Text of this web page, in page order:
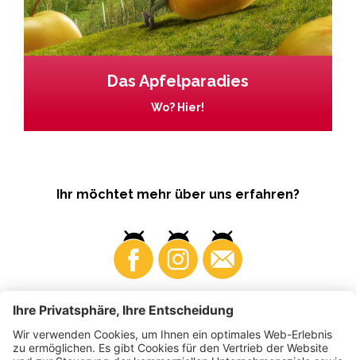
Das Apfelparadies
Wo? Hier!
Ihr möchtet mehr über uns erfahren?
Business Produzenten